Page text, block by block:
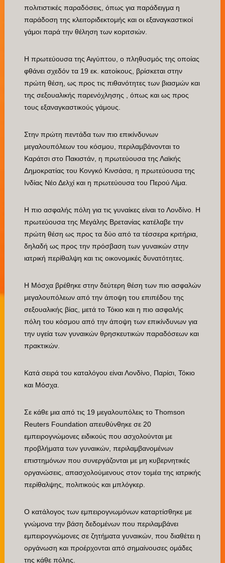
πολιτιστικές παραδόσεις, όπως για παράδειγμα η
παράδοση της κλειτοριδεκτομής και οι εξαναγκαστικοί
γάμοι παρά την θέληση των κοριτσιών.
Η πρωτεύουσα της Αιγύπτου, ο πληθυσμός της οποίας
φθάνει σχεδόν τα 19 εκ. κατοίκους, βρίσκεται στην
πρώτη θέση, ως προς τις πιθανότητες των βιασμών και
της σεξουαλικής παρενόχλησης , όπως και ως προς
τους εξαναγκαστικούς γάμους.
Στην πρώτη πεντάδα των πιο επικίνδυνων
μεγαλουπόλεων του κόσμου, περιλαμβάνονται το
Καράτσι στο Πακιστάν, η πρωτεύουσα της Λαϊκής
Δημοκρατίας του Κονγκό Κινσάσα, η πρωτεύουσα της
Ινδίας Νέο Δελχί και η πρωτεύουσα του Περού Λίμα.
Η πιο ασφαλής πόλη για τις γυναίκες είναι το Λονδίνο. Η
πρωτεύουσα της Μεγάλης Βρετανίας κατέλαβε την
πρώτη θέση ως προς τα δύο από τα τέσσερα κριτήρια,
δηλαδή ως προς την πρόσβαση των γυναικών στην
ιατρική περίθαλψη και τις οικονομικές δυνατότητες.
Η Μόσχα βρέθηκε στην δεύτερη θέση των πιο ασφαλών
μεγαλουπόλεων από την άποψη του επιπέδου της
σεξουαλικής βίας, μετά το Τόκιο και η πιο ασφαλής
πόλη του κόσμου από την άποψη των επικίνδυνων για
την υγεία των γυναικών θρησκευτικών παραδόσεων και
πρακτικών.
Κατά σειρά του καταλόγου είναι Λονδίνο, Παρίσι, Τόκιο
και Μόσχα.
Σε κάθε μια από τις 19 μεγαλουπόλεις το Thomson
Reuters Foundation απευθύνθηκε σε 20
εμπειρογνώμονες ειδικούς που ασχολούνται με
προβλήματα των γυναικών, περιλαμβανομένων
επιστημόνων που συνεργάζονται με μη κυβερνητικές
οργανώσεις, απασχολούμενους στον τομέα της ιατρικής
περίθαλψης, πολιτικούς και μπλόγκερ.
Ο κατάλογος των εμπειρογνωμόνων καταρτίσθηκε με
γνώμονα την βάση δεδομένων που περιλαμβάνει
εμπειρογνώμονες σε ζητήματα γυναικών, που διαθέτει η
οργάνωση και προέρχονται από σημαίνουσες ομάδες
της κάθε πόλης.